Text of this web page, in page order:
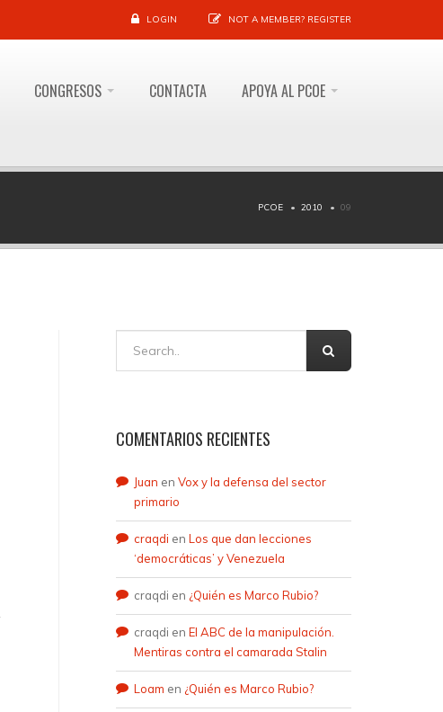
LOGIN NOT A MEMBER? REGISTER
CONGRESOS CONTACTA APOYA AL PCOE
PCOE 2010 09
COMENTARIOS RECIENTES
Juan en Vox y la defensa del sector
primario
craqdi en Los que dan lecciones
‘democráticas’ y Venezuela
craqdi en ¿Quién es Marco Rubio?
craqdi en El ABC de la manipulación.
Mentiras contra el camarada Stalin
Loam en ¿Quién es Marco Rubio?